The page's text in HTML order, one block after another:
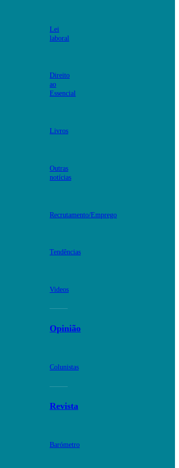
Lei
laboral
Direito
ao
Essencial
Livros
Outras
notícias
Recrutamento/Emprego
Tendências
Videos
Opinião
Colunistas
Revista
Barómetro